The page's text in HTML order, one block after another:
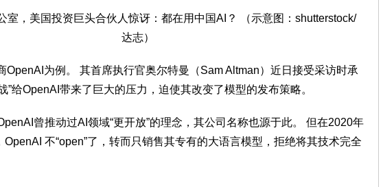
OpenAI为例。 其首席执行官奥尔特曼（Sam Altman）近日接受采访时承
”给OpenAI带来了巨大的压力，迫使其改变了模型的发布策略。
曾推动过AI领域“更开放”的理念，其公司名称也源于此。 但在2020年
OpenAI 不“open”了，转而只销售其专有的大语言模型，拒绝将其技术完全